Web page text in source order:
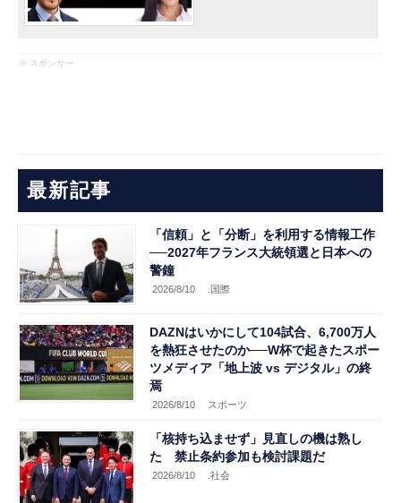
※ スポンサー
最新記事
「信頼」と「分断」を利用する情報工作
──2027年フランス大統領選と日本への
警鐘
2026/8/10 .国際
DAZNはいかにして104試合、6,700万人
を熱狂させたのか──W杯で起きたスポー
ツメディア「地上波 vs デジタル」の終
焉
2026/8/10 スポーツ
「核持ち込ませず」見直しの機は熟し
た 禁止条約参加も検討課題だ
2026/8/10 .社会